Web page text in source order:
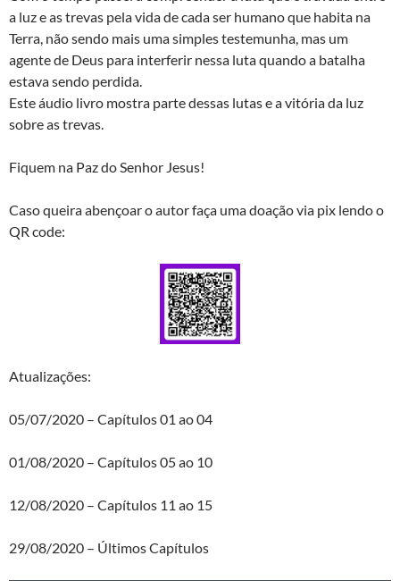
a luz e as trevas pela vida de cada ser humano que habita na
Terra, não sendo mais uma simples testemunha, mas um
agente de Deus para interferir nessa luta quando a batalha
estava sendo perdida.
Este áudio livro mostra parte dessas lutas e a vitória da luz
sobre as trevas.
Fiquem na Paz do Senhor Jesus!
Caso queira abençoar o autor faça uma doação via pix lendo o
QR code:
Atualizações:
05/07/2020 – Capítulos 01 ao 04
01/08/2020 – Capítulos 05 ao 10
12/08/2020 – Capítulos 11 ao 15
29/08/2020 – Últimos Capítulos